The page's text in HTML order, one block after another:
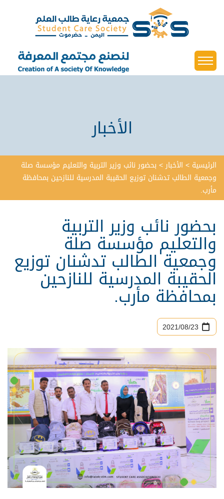
الأخبار
الرئيسية > الأخبار> بحضور نائب وزير التربية والتعليم مؤسسة صلة
وجمعية الطالب تدشنان توزيع الحقيبة المدرسية للنازحين بمحافظة
مأرب.
بحضور نائب وزير التربية
والتعليم مؤسسة صلة
وجمعية الطالب تدشنان توزيع
الحقيبة المدرسية للنازحين
بمحافظة مأرب.
23‏/08‏/2021